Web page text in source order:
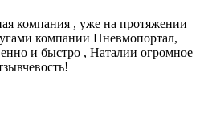
компания , уже на протяжении
компании Пневмопортал,
и быстро , Наталии огромное